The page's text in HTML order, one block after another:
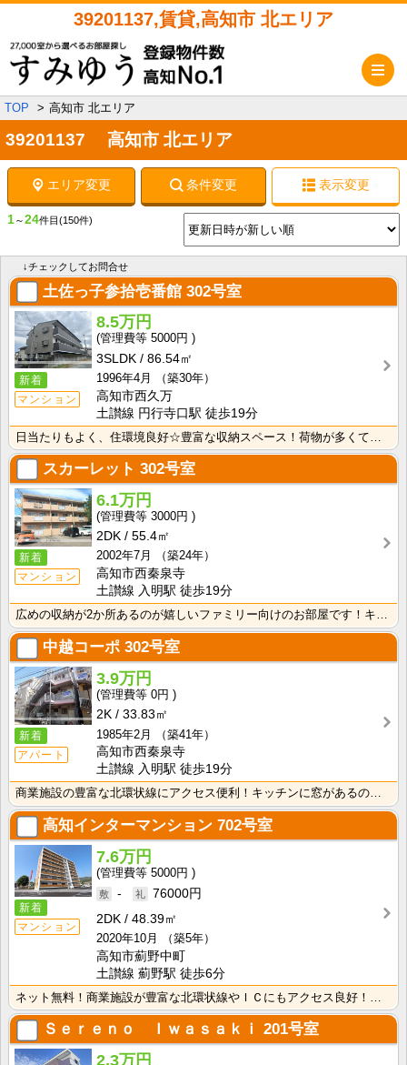
39201137,賃貸,高知市 北エリア
TOP 高知市 北エリア
39201137 高知市 北エリア
エリア変更 条件変更 表示変更
1～24件目 (150件)
↓チェックしてお問合せ
土佐っ子参拾壱番館 302号室
新着
マンション
8.5万円
5000円
3SLDK
86.54㎡
1996年4月
（築30年）
高知市西久万
土讃線 円行寺口駅 徒歩19分
日当たりもよく、住環境良好☆豊富な収納スペース！荷物が多くても安心ですね。3口ガスシステムキッチンな･･･
スカーレット 302号室
新着
マンション
6.1万円
3000円
2DK
55.4㎡
2002年7月
（築24年）
高知市西秦泉寺
土讃線 入明駅 徒歩19分
広めの収納が2か所あるのが嬉しいファミリー向けのお部屋です！キッチンはシングルレバー水栓なので、お料･･･
中越コーポ 302号室
新着
アパート
3.9万円
0円
2K
33.83㎡
1985年2月
（築41年）
高知市西秦泉寺
土讃線 入明駅 徒歩19分
商業施設の豊富な北環状線にアクセス便利！キッチンに窓があるのでお料理中の換気ができて快適！ バストイ･･･
高知インターマンション 702号室
新着
マンション
7.6万円
5000円
-
76000円
2DK
48.39㎡
2020年10月
（築5年）
高知市薊野中町
土讃線 薊野駅 徒歩6分
Ｓｅｒｅｎｏ Ｉｗａｓａｋｉ 201号室
2.3万円